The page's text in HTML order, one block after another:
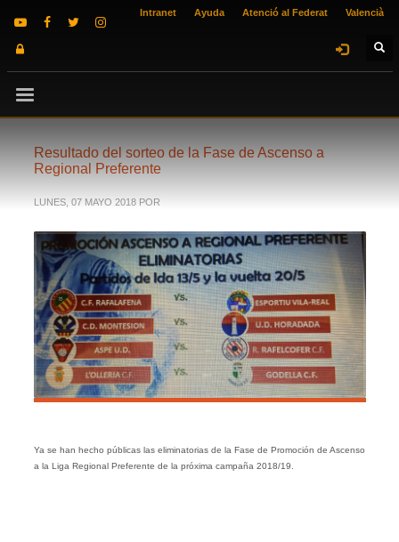
Intranet Ayuda Atenció al Federat Valencià
Resultado del sorteo de la Fase de Ascenso a
Regional Preferente
LUNES, 07 MAYO 2018 POR
Ya se han hecho públicas las eliminatorias de la Fase de Promoción de Ascenso
a la Liga Regional Preferente de la próxima campaña 2018/19.